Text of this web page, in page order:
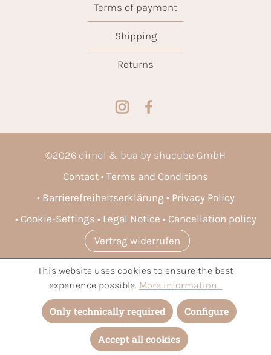
Terms of payment
Shipping
Returns
©2026 dirndl & bua by shucube GmbH
Contact
Terms and Conditions
Barrierefreiheitserklärung
Privacy Policy
Cookie-Settings
Legal Notice
Cancellation policy
Vertrag widerrufen
* All prices incl. VAT plusshipping costsand possible delivery
charges, if not stated otherwise.
This website uses cookies to ensure the best
experience possible. More information...
Only technically required Configure
Accept all cookies